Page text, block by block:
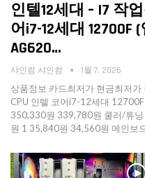
인텔12세대 – I7 작
어i7-12세대 12700F (
AG620…
샤인컴 샤인컴 1월 7, 2025
상품정보 카드최저가 현금최저
CPU 인텔 코어i7-12세대
350,330원 339,780원 쿨러/튜
원 1 35,840원 34,560원 메인보